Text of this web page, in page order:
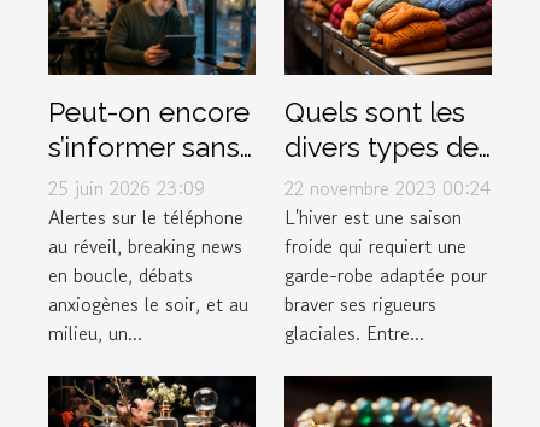
Peut-on encore
s’informer sans
stresser ?
Enquête sur le
lien actu-santé
25 juin 2026 23:09
Alertes sur le téléphone
au réveil, breaking news
en boucle, débats
anxiogènes le soir, et au
milieu, un...
Quels sont les
divers types de
vêtements pour
affronter
efficacement
l'hiver ?
22 novembre 2023 00:24
L'hiver est une saison
froide qui requiert une
garde-robe adaptée pour
braver ses rigueurs
glaciales. Entre...